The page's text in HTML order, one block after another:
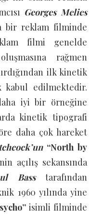
Georges Melies
bir reklam filminde
filmi genelde
rağmen
ilk kinetik
edilmektedir.
iyi bir örneğine
kinetik tipografi
daha çok hareket
“North by
açılış sekansında
Basstarafından
1960 yılında yine
isimli filminde